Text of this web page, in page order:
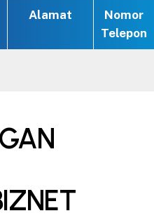
Alamat
Nomor
Telepon